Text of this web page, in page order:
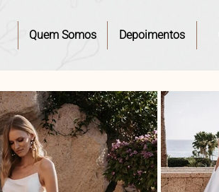
Quem Somos Depoimentos